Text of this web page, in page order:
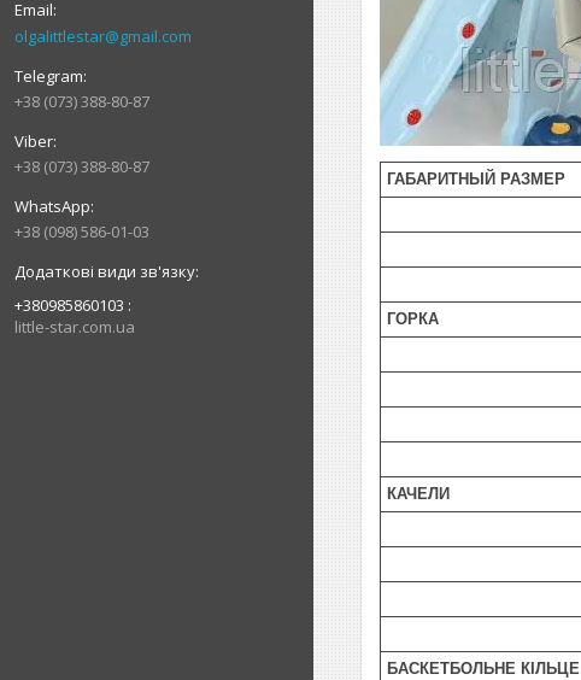
olgalittlestar@gmail.com
+38 (073) 388-80-87
+38 (073) 388-80-87
+38 (098) 586-01-03
+380985860103
little-star.com.ua
ГАБАРИТНЫЙ РАЗМЕР
ГОРКА
КАЧЕЛИ
БАСКЕТБОЛЬНЕ КІЛЬЦЕ